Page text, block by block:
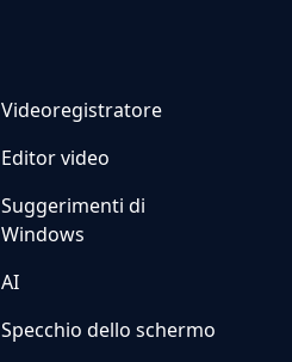
Videoregistratore
Editor video
Suggerimenti di
Windows
AI
Specchio dello schermo